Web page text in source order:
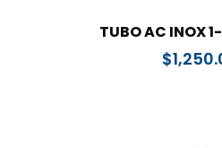
TUBO AC INOX
$